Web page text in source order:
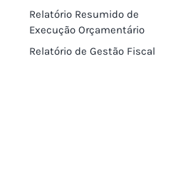
Relatório Resumido de
Execução Orçamentário
Relatório de Gestão Fiscal